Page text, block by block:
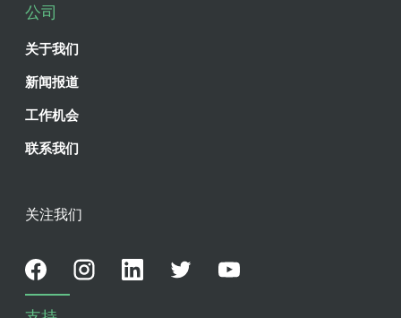
公司
关于我们
新闻报道
工作机会
联系我们
关注我们